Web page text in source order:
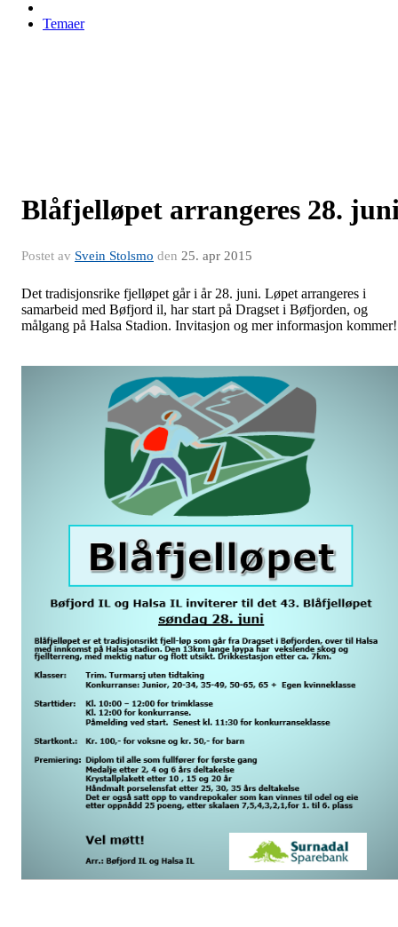
Temaer
Blåfjelløpet arrangeres 28.
Postet av Svein Stolsmo den 25. apr 2015
Det tradisjonsrike fjelløpet går i år 28. juni. Løpet arrangeres i
samarbeid med Bøfjord il, har start på Dragset i Bøfjorden, og
målgang på Halsa Stadion. Invitasjon og mer informasjon kommer!